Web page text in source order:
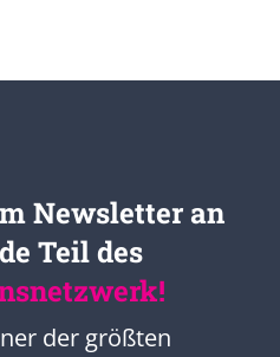
Newsletter an
Teil des
der größten